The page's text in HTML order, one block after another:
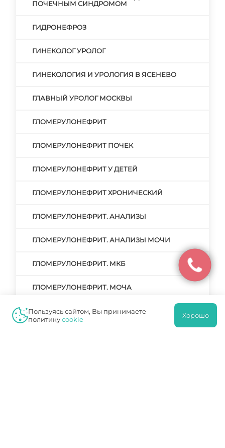
ПОЧЕЧНЫМ СИНДРОМОМ
ГИДРОНЕФРОЗ
ГИНЕКОЛОГ УРОЛОГ
ГИНЕКОЛОГИЯ И УРОЛОГИЯ В ЯСЕНЕВО
ГЛАВНЫЙ УРОЛОГ МОСКВЫ
ГЛОМЕРУЛОНЕФРИТ
ГЛОМЕРУЛОНЕФРИТ ПОЧЕК
ГЛОМЕРУЛОНЕФРИТ У ДЕТЕЙ
ГЛОМЕРУЛОНЕФРИТ ХРОНИЧЕСКИЙ
ГЛОМЕРУЛОНЕФРИТ. АНАЛИЗЫ
ГЛОМЕРУЛОНЕФРИТ. АНАЛИЗЫ МОЧИ
ГЛОМЕРУЛОНЕФРИТ. МКБ
ГЛОМЕРУЛОНЕФРИТ. МОЧА
ГЛОМЕРУЛОНЕФРИТ. НЕФРОТИЧЕСКАЯ
ФОРМА
Пользуясь сайтом, Вы принимаете
политикуcookie Хорошо